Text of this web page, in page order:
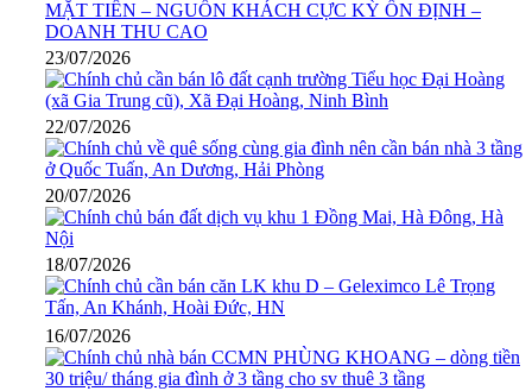
23/07/2026
22/07/2026
20/07/2026
18/07/2026
16/07/2026